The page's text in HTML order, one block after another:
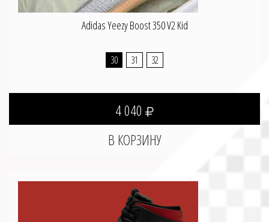
Adidas Yeezy Boost 350 V2 Kid
30 31 32
4 040